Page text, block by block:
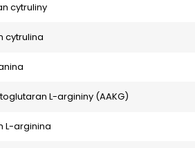
cytruliny
cytrulina
L-argininy (AAKG)
L-arginina